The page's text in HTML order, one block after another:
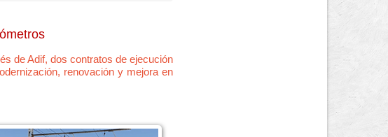
de Adif, dos contratos de ejecución
renovación y mejora en